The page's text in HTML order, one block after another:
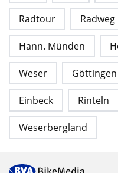
Radtour Radweg
Hann. Münden
Weser Göttingen
Einbeck Rinteln
Weserbergland